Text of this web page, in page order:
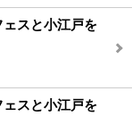
スと小江戸を
スと小江戸を